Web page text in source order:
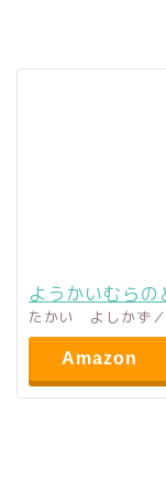
ようかいむら
たかい よしかず
Amazon